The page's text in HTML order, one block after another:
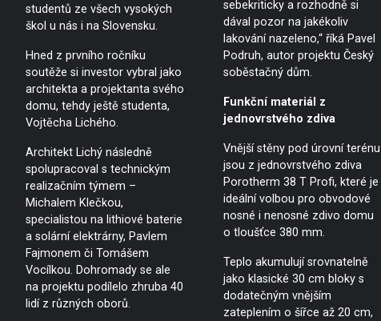
studentů ze všech vysokých
škol u nás i na Slovensku.
Hned z prvního ročníku
soutěže si investor vybral jako
architekta a projektanta svého
domu, tehdy ještě studenta,
Vojtěcha Lichého.
Architekt Lichý následně
spolupracoval s technickým
realizačním týmem –
Michalem Klečkou,
specialistou na lithiové baterie
a solární elektrárny, Pavlem
Fajmonem či Tomášem
Vocílkou. Dohromady se ale
na projektu podílelo zhruba 40
lidí z různých oborů.
sebekriticky a rozhodně si
dával pozor na jakékoliv
lakování nazeleno,“ říká Pavel
Podruh, autor projektu Český
soběstačný dům.
Funkční materiál z
jednovrstvého zdiva
Vnější stěny pod úrovní terénu
jsou z jednovrstvého zdiva
Porotherm 38 T Profi, které je
ideální volbou pro obvodové
nosné i nenosné zdivo domu
o tloušťce 380 mm.
Teplo akumulují srovnatelně
jako klasické 30 cm bloky s
dodatečným vnějším
zateplením o šířce až 20 cm,